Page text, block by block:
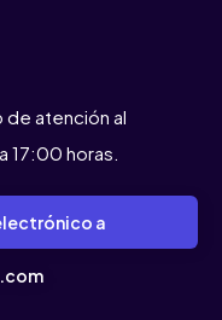
atención al
17:00 horas.